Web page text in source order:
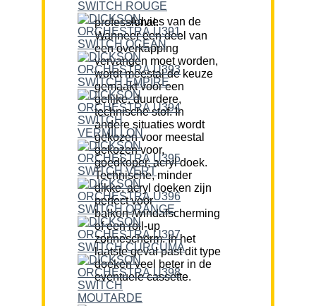
Advies van de professional:
Wanneer een deel van
een overkapping
vervangen moet worden,
wordt meestal de keuze
gemaakt voor een
gelijke, duurdere,
technische stof. In
andere situaties wordt
gekozen voor meestal
gekozen voor,
goedkoper, acryl doek.
Technische, minder
dikke, acryl doeken zijn
perfect voor
balkon-/windafscherming
of een roll-up
zonnescherm. In het
laatste geval past dit type
doeken veel beter in de
eventuele cassette.